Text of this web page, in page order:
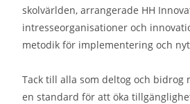
skolvärlden, arrangerade HH
intresseorganisationer och
metodik för implementering och
Tack till alla som deltog och
en standard för att öka